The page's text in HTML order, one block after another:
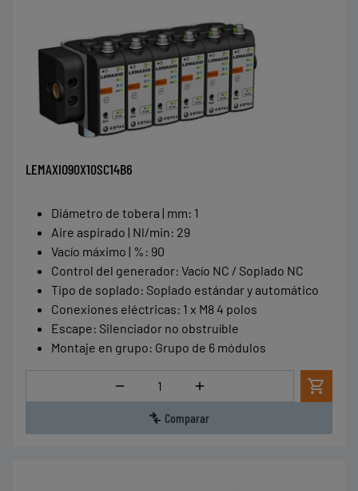
LEMAXIO90X10SC14B6
Diámetro de tobera | mm: 1
Aire aspirado | Nl/min: 29
Vacío máximo | % : 90
Control del generador: Vacío NC / Soplado NC
Tipo de soplado: Soplado estándar y automático
Conexiones eléctricas: 1 x M8 4 polos
Escape: Silenciador no obstruíble
Montaje en grupo: Grupo de 6 módulos
Cantidad
Comparar